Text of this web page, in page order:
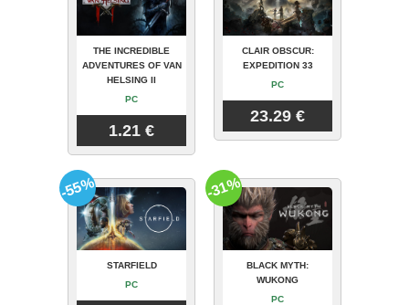
THE INCREDIBLE
ADVENTURES OF VAN
HELSING II
PC
1.21 €
CLAIR OBSCUR:
EXPEDITION 33
PC
23.29 €
STARFIELD
PC
-55%
BLACK MYTH:
WUKONG
PC
-31%